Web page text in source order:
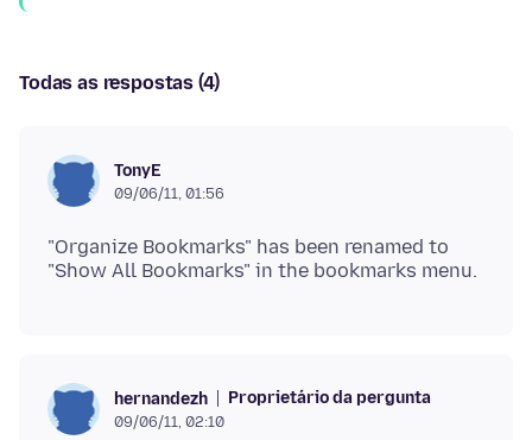
Todas as respostas (4)
TonyE
09/06/11, 01:56
"Organize Bookmarks" has been renamed to
hernandezh Proprietário da pergunta
09/06/11, 02:10